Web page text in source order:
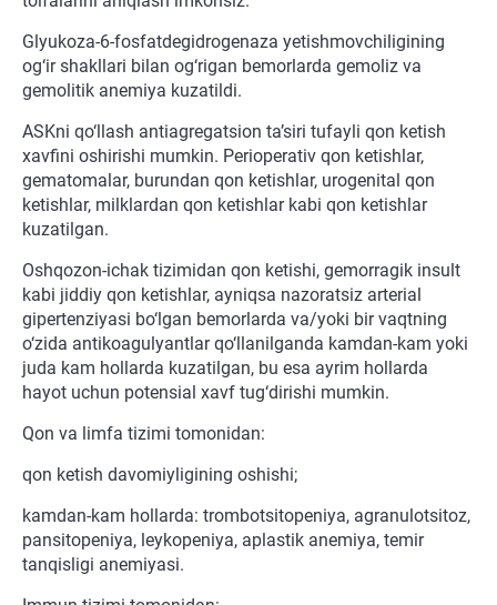
Glyukoza-6-fosfatdegidrogenaza yetishmovchiligining
og‘ir shakllari bilan og‘rigan bemorlarda gemoliz va
gemolitik anemiya kuzatildi.
ASKni qo‘llash antiagregatsion ta’siri tufayli qon ketish
xavfini oshirishi mumkin. Perioperativ qon ketishlar,
gematomalar, burundan qon ketishlar, urogenital qon
ketishlar, milklardan qon ketishlar kabi qon ketishlar
kuzatilgan.
Oshqozon-ichak tizimidan qon ketishi, gemorragik insult
kabi jiddiy qon ketishlar, ayniqsa nazoratsiz arterial
gipertenziyasi bo‘lgan bemorlarda va/yoki bir vaqtning
o‘zida antikoagulyantlar qo‘llanilganda kamdan-kam yoki
juda kam hollarda kuzatilgan, bu esa ayrim hollarda
hayot uchun potensial xavf tug‘dirishi mumkin.
Qon va limfa tizimi tomonidan:
qon ketish davomiyligining oshishi;
kamdan-kam hollarda: trombotsitopeniya, agranulotsitoz,
pansitopeniya, leykopeniya, aplastik anemiya, temir
tanqisligi anemiyasi.